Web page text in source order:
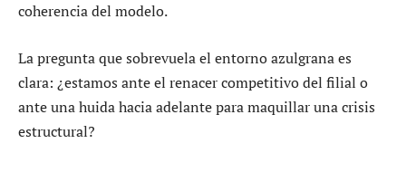
coherencia del modelo.
La pregunta que sobrevuela el entorno azulgrana es
clara: ¿estamos ante el renacer competitivo del filial o
ante una huida hacia adelante para maquillar una crisis
estructural?